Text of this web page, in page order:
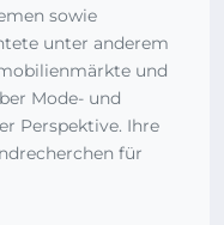
sowie
unter anderem
und
Mode- und
Perspektive. Ihre
für